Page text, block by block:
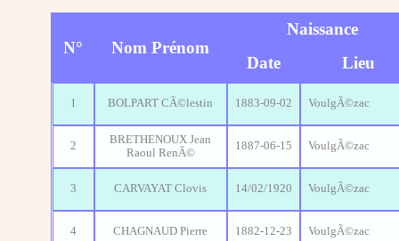
N° Nom Prénom
Naissance
Date
Lieu
1 BOLPART CÃ©lestin 1883-09-02 VoulgÃ©zac
2
BRETHENOUX Jean
Raoul RenÃ©
1887-06-15 VoulgÃ©zac
3 CARVAYAT Clovis 14/02/1920 VoulgÃ©zac
4 CHAGNAUD Pierre 1882-12-23 VoulgÃ©zac